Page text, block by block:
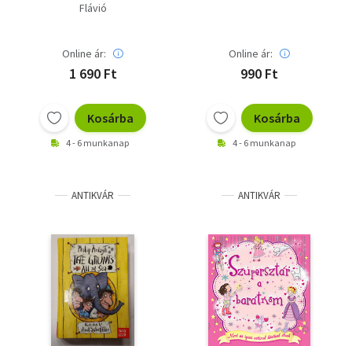
Flávió
Online ár:
1 690 Ft
Kosárba
4 - 6 munkanap
Online ár:
990 Ft
Kosárba
4 - 6 munkanap
ANTIKVÁR ANTIKVÁR